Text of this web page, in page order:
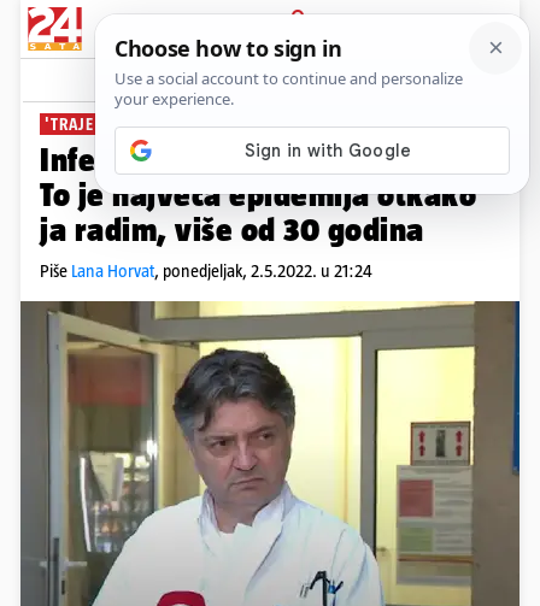
PRIJAVA
News Komentari
'TRAJE MJESECIMA'
Infektolog Tešović o rotavirusu:
To je najveća epidemija otkako
ja radim, više od 30 godina
Piše Lana Horvat, ponedjeljak, 2.5.2022. u 21:24